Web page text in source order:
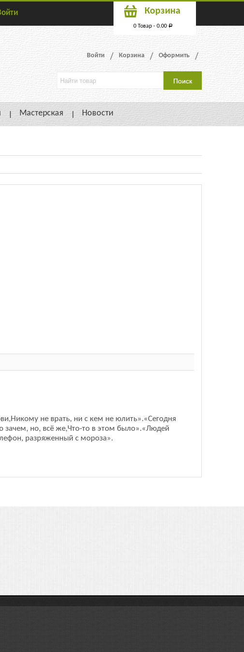
Корзина
0 Товар - 0.00 Р
Войти Корзина Оформить
Мастерская Новости
не врать, ни с кем не юлить».«Сегодня
зачем, но, всё же,Что-то в этом было».«Людей
разряженный с мороза».